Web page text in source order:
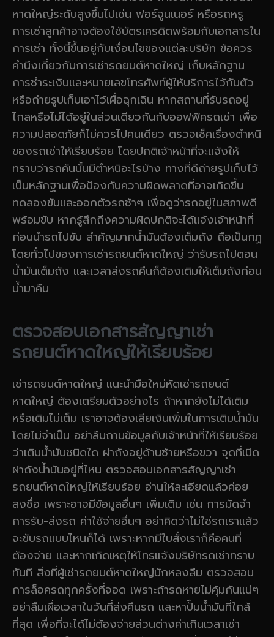
หาดใหญ่ระดับสูงขึ้นไปเช่น ฟอร์จูนเนอร์ หรือรถหรู
การเช่าลูกค้าอาจต้องใช้บัตรเครดิตพร้อมกับเอกสารใน
การเช่า ทั้งนี้ขึ้นอยู่กับเงื่อนไขของแต่ละบริษัท ข้อควร
คำนึงเกี่ยวกับการเช่ารถยนต์หาดใหญ่ เก็บหลักฐาน
การชำระเงินและหมายเลขโทรศัพท์ผู้ให้บริการไว้กับตัว
หรือถ่ายรูปเก็บเอาไว้เผื่อฉุกเฉิน หากสถานที่รับรถอยู่
ไกลหรือไม่ได้อยู่ในส่วนเดียวกันกับออฟฟิศรถเช่า เพื่อ
ความปลอดภัยก็ไม่ควรไปคนเดียว ตรวจเช็คเรื่องตำหนิ
ของรถเช่าให้เรียบร้อย โดยปกติเจ้าหน้าที่จะแจ้งให้
ทราบว่ารถคันนั้นมีตำหนิอะไรบ้าง ทางที่ดีถ่ายรูปเก็บไว้
เป็นหลักฐานเพื่อป้องกันความผิดพลาดที่อาจเกิดขึ้น
ทดลองขับและออกตัวรถช้าๆ เพื่อดูว่ารถอยู่ในสภาพดี
พร้อมขับ หากรู้สึกถึงความผิดปกติจะได้แจ้งเจ้าหน้าที่
ก่อนนำรถไปขับ สำคัญมากน้ำมันต้องเต็มถัง ถือเป็นกฏ
โดยทั่วไปของการเช่ารถยนต์หาดใหญ่ ว่ารับรถไปตอน
น้ำมันเต็มถัง และเวลาส่งรถคืนก็ต้องเติมให้เต็มถังก่อน
น้ำมาคืน
ตรวจสอบเอกสารสัญญาเช่า
รถยนต์หาดใหญ่ให้เรียบร้อย
เช่ารถยนต์หาดใหญ่ แนะนำมือใหม่หัดเช่ารถยนต์
หาดใหญ่ ต้องเตรียมตัวอย่างไร ถ้าหากยังไม่ได้เติม
หรือเติมไม่เต็ม เราอาจต้องเสียเงินเพิ่มในการเติมน้ำมัน
โดยไม่จำเป็น อย่าลืมถามข้อมูลกับเจ้าหน้าที่ให้เรียบร้อย
ว่าเติมน้ำมันชนิดใด ฝาถังอยู่ด้านซ้ายหรือขวา จุดที่เปิด
ฝาถังน้ำมันอยู่ที่ไหน ตรวจสอบเอกสารสัญญาเช่า
รถยนต์หาดใหญ่ให้เรียบร้อย อ่านให้ละเอียดแล้วค่อย
ลงชื่อ เพราะอาจมีข้อมูลอื่นๆ เพิ่มเติม เช่น การมัดจำ
การรับ-ส่งรถ ค่าใช้จ่ายอื่นๆ อย่าคิดว่าไม่ใช่รถเราแล้ว
จะขับรถแบบไหนก็ได้ เพราะหากมีใบสั่งเราก็คือคนที่
ต้องจ่าย และหากเกิดเหตุให้โทรแจ้งบริษัทรถเช่าทราบ
ทันที สิ่งที่ผู้เช่ารถยนต์หาดใหญ่มักหลงลืม ตรวจสอบ
การล็อครถทุกครั้งที่จอด เพราะถ้ารถหายไม่คุ้มกันแน่ๆ
อย่าลืมเผื่อเวลาในวันที่ส่งคืนรถ และหาปั๊มน้ำมันที่ใกล้
ที่สุด เพื่อที่จะได้ไม่ต้องจ่ายส่วนต่างค่าเกินเวลาเช่า